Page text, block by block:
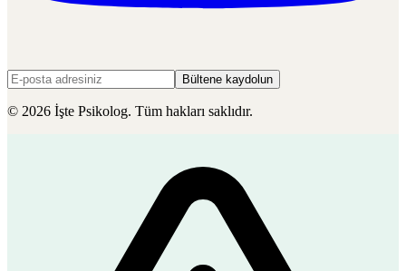
Bültene kaydolun
© 2026 İşte Psikolog. Tüm hakları saklıdır.